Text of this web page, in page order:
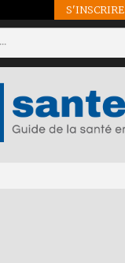
S'INSCRIRE